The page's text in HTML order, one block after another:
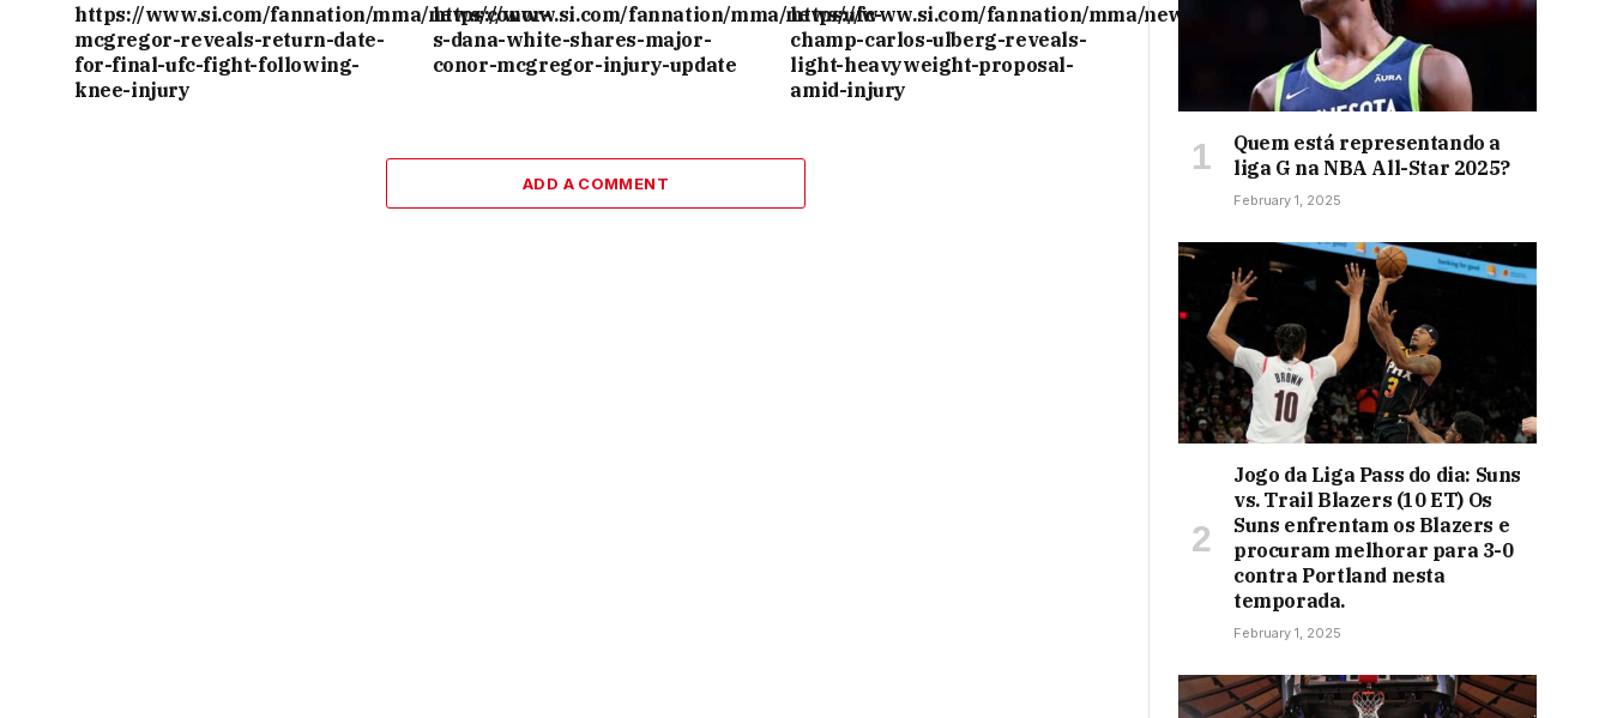
https://www.si.com/fannation/mma/news/conor-
mcgregor-reveals-return-date-
for-final-ufc-fight-following-
knee-injury
https://www.si.com/fannation/mma/news/ufc-
s-dana-white-shares-major-
conor-mcgregor-injury-update
https://www.si.com/fannation/mma/news/ufc-
champ-carlos-ulberg-reveals-
light-heavyweight-proposal-
amid-injury
ADD A COMMENT
Quem está representando a
liga G na NBA All-Star 2025?
February 1, 2025
Jogo da Liga Pass do dia: Suns
vs. Trail Blazers (10 ET) Os
Suns enfrentam os Blazers e
procuram melhorar para 3-0
contra Portland nesta
temporada.
February 1, 2025